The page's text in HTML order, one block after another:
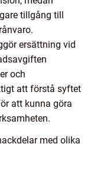
tillgång till
ersättning vid
och
att förstå syftet
att kunna göra
med olika